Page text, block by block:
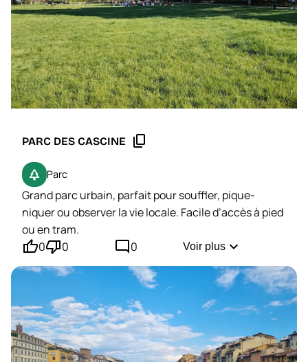
PARC DES CASCINE content_copy
park Parc
Grand parc urbain, parfait pour souffler, pique-
niquer ou observer la vie locale. Facile d’accès à pied
ou en tram.
thumb_up'0thumb_down'0 mode_comment0 Voir plus expand_more